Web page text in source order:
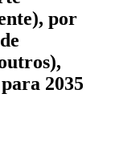
por
2035